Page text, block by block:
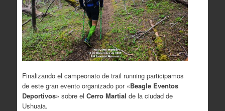
Finalizando el campeonato de trail running participamos
de este gran evento organizado por «Beagle Eventos
Deportivos» sobre el Cerro Martial de la ciudad de
Ushuaia.